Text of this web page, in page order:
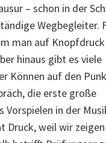
– schon in der
Wegbegleiter.
man auf
hinaus gibt es viele
Können auf den
die erste große
in der
Druck, weil wir